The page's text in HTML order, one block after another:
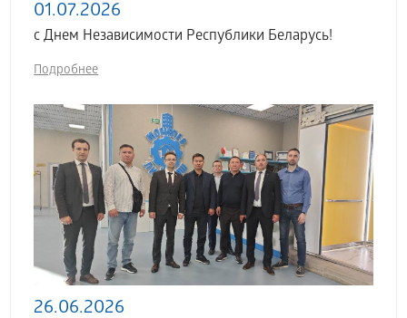
01.07.2026
с Днем Независимости Республики Беларусь!
Подробнее
26.06.2026